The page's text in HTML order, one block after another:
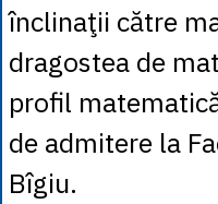
înclinaţii către
dragostea de
profil
de admitere la
Bîgiu.